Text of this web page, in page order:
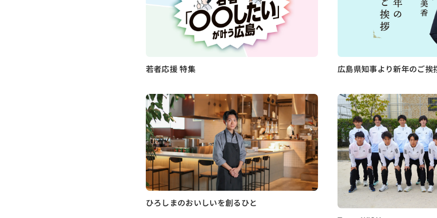
若者応援 特集 広島県知事より新年のご挨
ひろしまのおいしいを創るひと